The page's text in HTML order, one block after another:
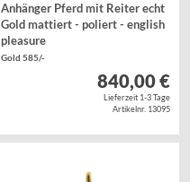
Anhänger Pferd mit Reiter echt
Gold mattiert - poliert - english
pleasure
Gold 585/-
840,00 €
Lieferzeit 1-3 Tage
Artikelnr. 13095